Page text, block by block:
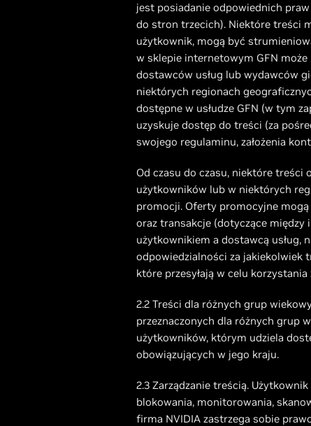
jest posiadanie odpowiednich
do stron trzecich). Niektóre treści
użytkownik, mogą być
w sklepie internetowym GFN może
dostawców usług lub wydawców
niektórych regionach
dostępne w usłudze GFN (w tym
uzyskuje dostęp do treści (za
swojego regulaminu, założenia
Od czasu do czasu, niektóre treści
użytkowników lub w niektórych
promocji. Oferty promocyjne mogą
oraz transakcje (dotyczące między
użytkownikiem a dostawcą usług,
odpowiedzialności za jakiekolwiek
które przesyłają w celu
2.2 Treści dla różnych grup
przeznaczonych dla różnych grup
użytkowników, którym udziela
obowiązujących w jego kraju.
2.3 Zarządzanie treścią.
blokowania, monitorowania,
firma NVIDIA zastrzega sobie